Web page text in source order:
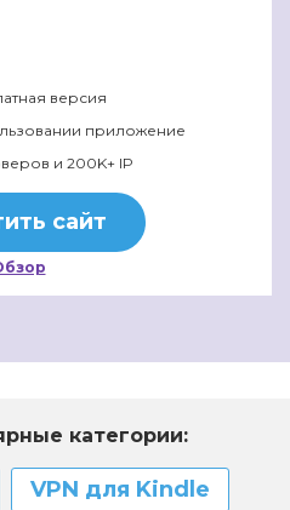
версия
приложение
и 200K+ IP
сайт
категории:
VPN для Kindle